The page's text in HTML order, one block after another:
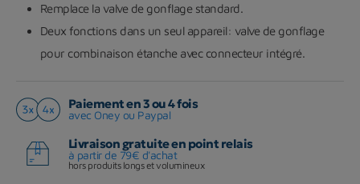
Remplace la valve de gonflage standard.
Deux fonctions dans un seul appareil: valve de gonflage
pour combinaison étanche avec connecteur intégré.
Paiement en 3 ou 4 fois
avec Oney ou Paypal
Livraison gratuite en point relais
à partir de 79€ d'achat
hors produits longs et volumineux